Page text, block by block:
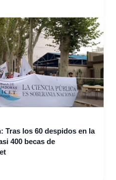
Tras los 60 despidos en la
400 becas de